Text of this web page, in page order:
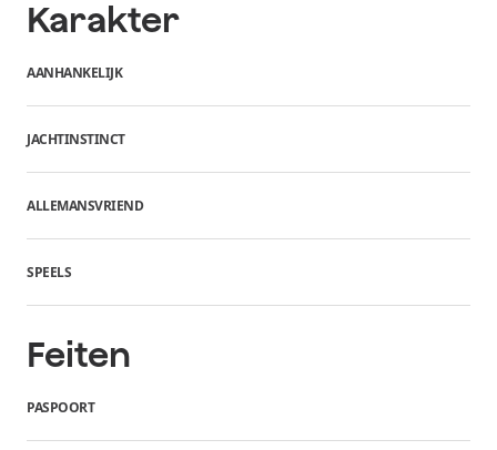
Karakter
AANHANKELIJK
JACHTINSTINCT
ALLEMANSVRIEND
SPEELS
Feiten
PASPOORT